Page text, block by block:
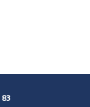
83